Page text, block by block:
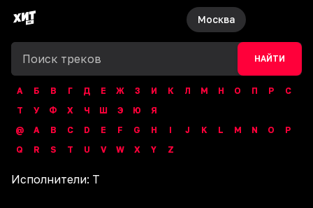
Москва
НАЙТИ
А Б В Г Д Е Ж З И К Л М Н О П Р
С
Т
У Ф Х Ч Ш Э Ю
Я
@
A B C D E F G H I J K L M N O
P
Q
R S T U V W X Y Z
Исполнители: T